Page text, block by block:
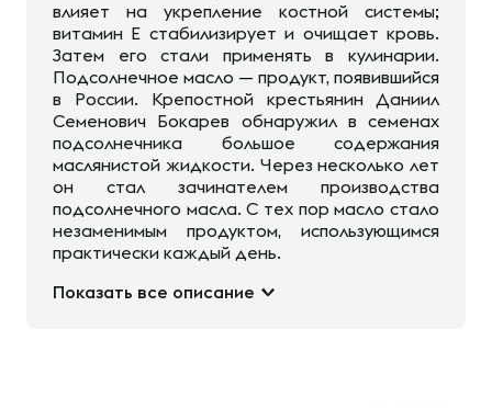
влияет на укрепление костной системы;
витамин Е стабилизирует и очищает кровь.
Затем его стали применять в кулинарии.
Подсолнечное масло — продукт, появившийся
в России. Крепостной крестьянин Даниил
Семенович Бокарев обнаружил в семенах
подсолнечника большое содержания
маслянистой жидкости. Через несколько лет
он стал зачинателем производства
подсолнечного масла. С тех пор масло стало
незаменимым продуктом, использующимся
практически каждый день.
Показать все описание